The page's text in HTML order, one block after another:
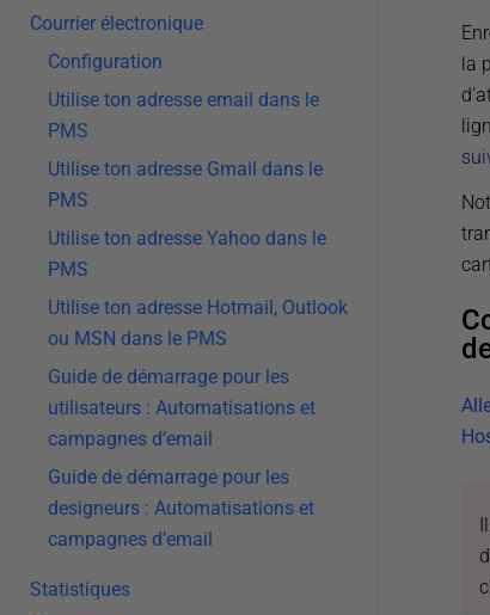
Courrier électronique
Configuration
Utilise ton adresse email dans le
PMS
Utilise ton adresse Gmail dans le
PMS
Utilise ton adresse Yahoo dans le
PMS
Utilise ton adresse Hotmail, Outlook
ou MSN dans le PMS
Guide de démarrage pour les
utilisateurs : Automatisations et
campagnes d’email
Guide de démarrage pour les
designeurs : Automatisations et
campagnes d’email
Statistiques
la